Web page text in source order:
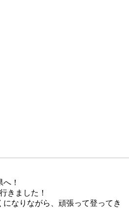
！
きました！
になりながら、頑張って登ってき